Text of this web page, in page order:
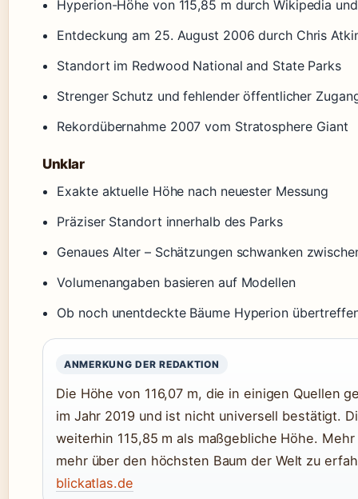
Hyperion-Höhe von 115,85 m durch Wikipedia
Entdeckung am 25. August 2006 durch Chris
Standort im Redwood National and State Parks
Strenger Schutz und fehlender öffentlicher
Rekordübernahme 2007 vom Stratosphere Giant
Unklar
Exakte aktuelle Höhe nach neuester Messung
Präziser Standort innerhalb des Parks
Genaues Alter – Schätzungen schwanken
Volumenangaben basieren auf Modellen
Ob noch unentdeckte Bäume Hyperion
ANMERKUNG DER REDAKTION
Die Höhe von 116,07 m, die in einigen Quellen
im Jahr 2019 und ist nicht universell bestätigt.
weiterhin 115,85 m als maßgebliche Höhe.
mehr über den höchsten Baum der Welt zu
blickatlas.de